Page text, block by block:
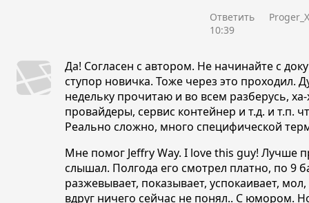
Ответить
10:39
Да! Согласен с автором. Не начинайте с
ступор новичка. Тоже через это проходил.
недельку прочитаю и во всем разберусь,
провайдеры, сервис контейнер и т.д. и т.п.
Реально сложно, много специфической
Мне помог Jeffry Way. I love this guy! Лучше
слышал. Полгода его смотрел платно, по 9
разжевывает, показывает, успокаивает,
вдруг ничего сейчас не понял.. С юмором.